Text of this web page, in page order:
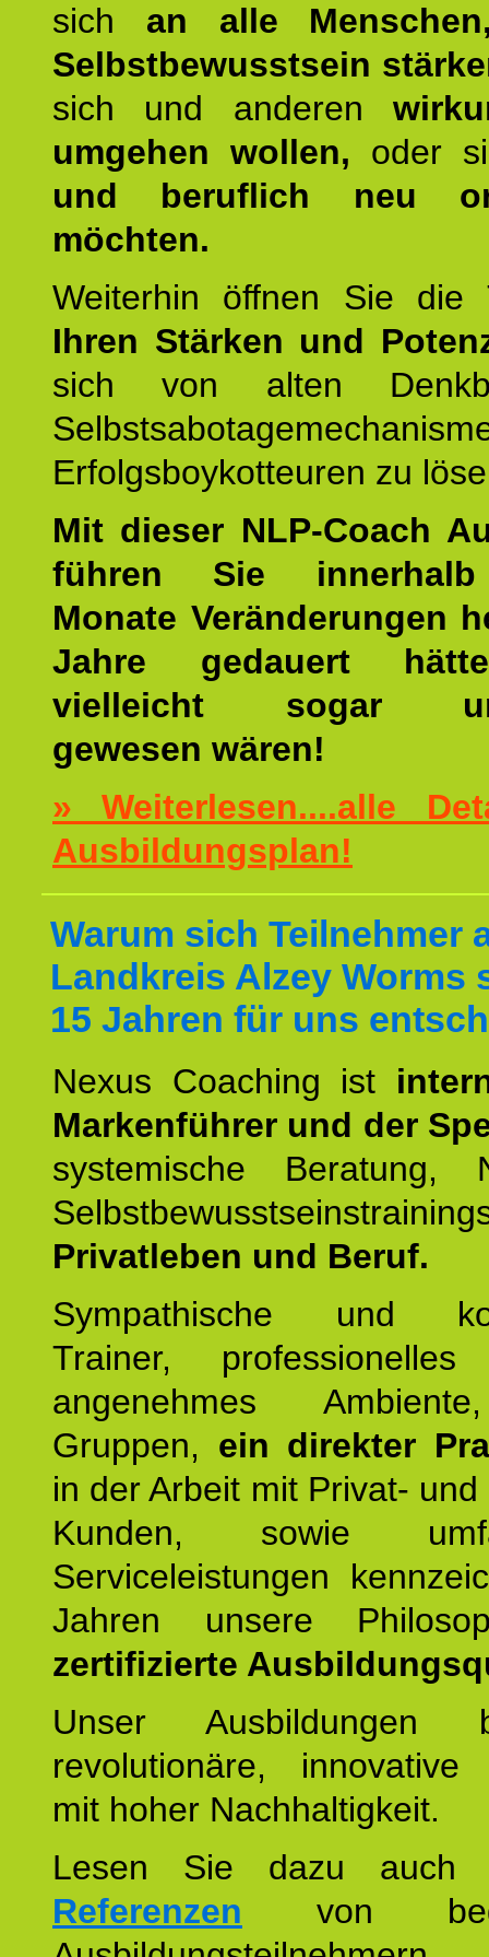
sich an alle
Selbstbewusstsein
sich und anderen
umgehen wollen, oder
und beruflich neu
möchten.
Weiterhin öffnen Sie
Ihren Stärken und
sich von alten
Erfolgsboykotteuren zu
Mit dieser NLP-Coach
führen Sie
Monate Veränderungen
Jahre gedauert
vielleicht sogar
gewesen wären!
» Weiterlesen....alle
Ausbildungsplan!
Warum sich Teilnehmer
Landkreis Alzey Worms
15 Jahren für uns
Nexus Coaching ist
Markenführer und der
systemische Beratung,
Privatleben und Beruf.
Sympathische und
Trainer, professionelles
angenehmes
Gruppen, ein direkter
in der Arbeit mit Privat-
Kunden, sowie
Serviceleistungen
Jahren unsere
zertifizierte
Unser Ausbildungen
revolutionäre, innovative
mit hoher Nachhaltigkeit.
Lesen Sie dazu
Referenzen von